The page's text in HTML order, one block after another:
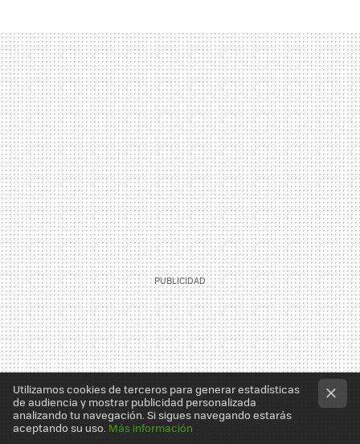
Utilizamos cookies de terceros para generar estadísticas
de audiencia y mostrar publicidad personalizada
analizando tu navegación. Si sigues navegando estarás
aceptando su uso. Más información